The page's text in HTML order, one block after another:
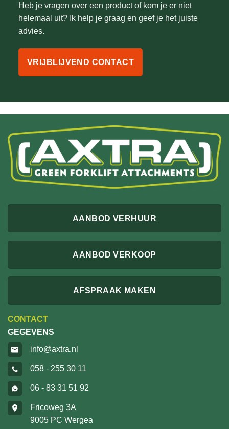
Heb je vragen over een product of kom je er niet
helemaal uit? Ik help je graag en geef je het juiste
advies.
VRIJBLIJVEND CONTACT
AANBOD VERHUUR
AANBOD VERKOOP
AFSPRAAK MAKEN
CONTACT
GEGEVENS
info@axtra.nl
058 - 255 30 11
06 - 83 31 51 92
Fricoweg 3A
9005 PC Wergea